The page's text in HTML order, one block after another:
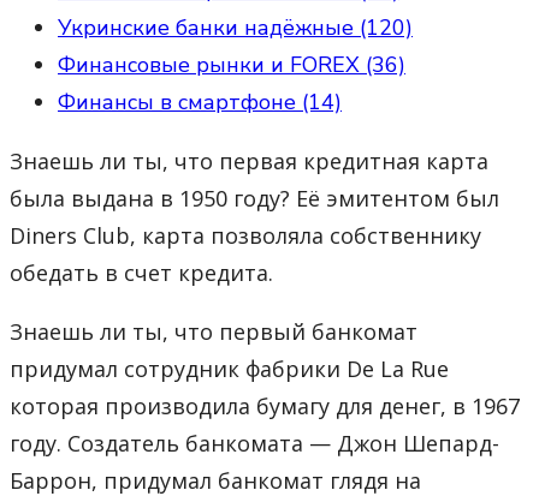
Укринские банки надёжные (120)
Финансовые рынки и FOREX (36)
Финансы в смартфоне (14)
Знаешь ли ты, что первая кредитная карта
была выдана в 1950 году? Её эмитентом был
Diners Club, карта позволяла собственнику
обедать в счет кредита.
Знаешь ли ты, что первый банкомат
придумал сотрудник фабрики De La Rue
которая производила бумагу для денег, в 1967
году. Создатель банкомата — Джон Шепард-
Баррон, придумал банкомат глядя на